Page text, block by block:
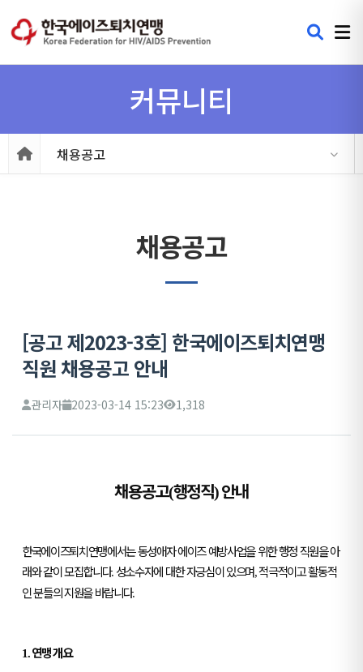
커뮤니티
채용공고
채용공고
[공고 제2023-3호] 한국에이즈퇴치연맹
직원 채용공고 안내
관리자 2023-03-14 15:23 1,318
채용공고(행정직)안내
한국에이즈퇴치연맹에서는 동성애자 에이즈 예방사업을 위한 행정 직원을 아
래와 같이 모집합니다. 성소수자에 대한 자긍심이 있으며,적극적이고 활동적
인 분들의 지원을 바랍니다.
1.연맹 개요